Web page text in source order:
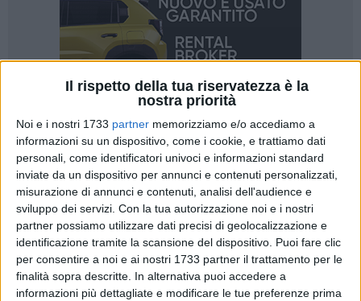
Il rispetto della tua riservatezza è la
nostra priorità
Noi e i nostri 1733 partner memorizziamo e/o accediamo a
informazioni su un dispositivo, come i cookie, e trattiamo dati
personali, come identificatori univoci e informazioni standard
inviate da un dispositivo per annunci e contenuti personalizzati,
misurazione di annunci e contenuti, analisi dell'audience e
sviluppo dei servizi. Con la tua autorizzazione noi e i nostri
partner possiamo utilizzare dati precisi di geolocalizzazione e
identificazione tramite la scansione del dispositivo. Puoi fare clic
per consentire a noi e ai nostri 1733 partner il trattamento per le
finalità sopra descritte. In alternativa puoi accedere a
informazioni più dettagliate e modificare le tue preferenze prima
46
Arrestato in flagranza, mente fuggiva in sella ad una bici
elettrica dopo una rapina . È accaduto in tarda mattinata in
via Rizzitelli a Barletta.